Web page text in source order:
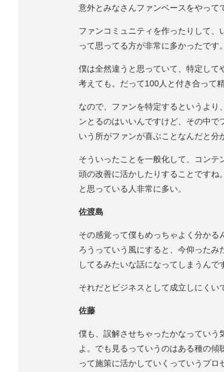
意外とみなさんファンベースをやって
ファンコミュニティを作ったりして
って思ってる方が非常に多かったです。
僕は全然違うと思っていて、特定して
考えても。だって100人と付き合って
なので、ファンを特定するというより
ンとるのはいいんですけど、その中
いう所がファンが喜ぶことなんだと分
そういったことを一般化して、コン
頭の改善に活かしたりすることですね
と思っている人非常に多い。
佐渡島
その感覚って僕もめっちゃよく分か
ろうっていう風にすると、今仰った
してるみたいな話になってしまうんで
それだとビジネスとして成立しにくい
佐藤
僕も、誤解させちゃったかなっていう
よ。でも見るっていうのはある種の
って施策に活かしていくっていうプロ